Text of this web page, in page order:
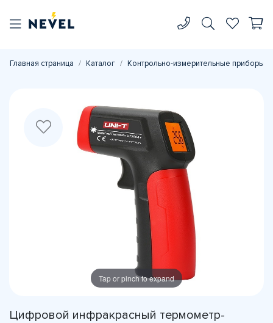
Главная страница Каталог Контрольно-измерительные приборы
Tap or pinch to expand
Цифровой инфракрасный термометр-